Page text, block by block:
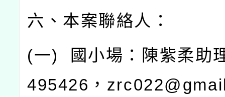
六、本案聯絡人：
(一)
國小場：陳紫柔助
495426 ，